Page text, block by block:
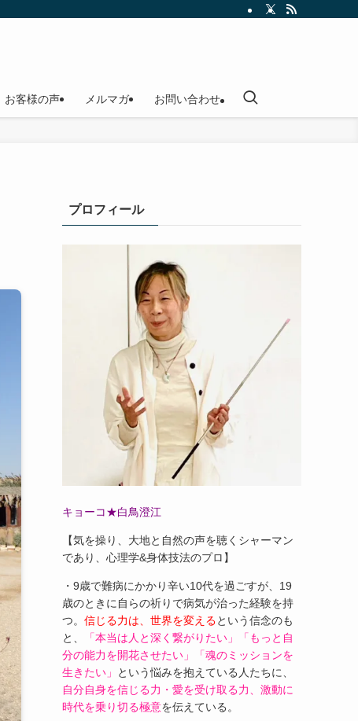
お客様の声 メルマガ お問い合わせ
プロフィール
キョーコ★白鳥澄江
【気を操り、大地と自然の声を聴くシャーマン
であり、心理学&身体技法のプロ】
・9歳で難病にかかり辛い10代を過ごすが、19
歳のときに自らの祈りで病気が治った経験を持
つ。 信じる力は、世界を変えるという信念のも
と、
「本当は人と深く繋がりたい」「もっと自
分の能力を開花させたい」「魂のミッションを
生きたい」
という悩みを抱えている人たちに、
自分自身を信じる力・愛を受け取る力、激動に
時代を乗り切る極意を伝えている。